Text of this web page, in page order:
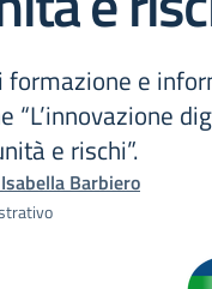
formazione e
“L’innovazione
e rischi”.
Barbiero